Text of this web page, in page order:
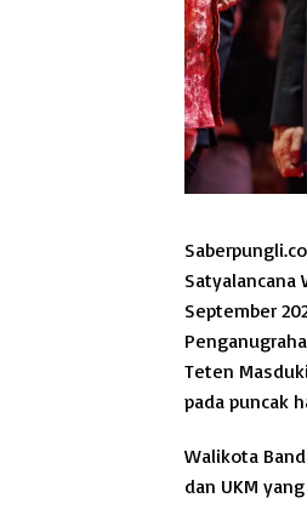
Satyalancana
September
Teten
pada puncak
Walikota
dan UKM